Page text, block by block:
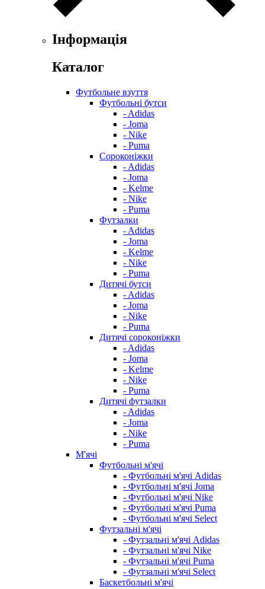
Інформація
Каталог
Футбольне взуття
Футбольні бутси
- Adidas
- Joma
- Nike
- Puma
Сороконіжки
- Adidas
- Joma
- Kelme
- Nike
- Puma
Футзалки
- Adidas
- Joma
- Kelme
- Nike
- Puma
Дитячі бутси
- Adidas
- Joma
- Nike
- Puma
Дитячі сороконіжки
- Adidas
- Joma
- Kelme
- Nike
- Puma
Дитячі футзалки
- Adidas
- Joma
- Nike
- Puma
М'ячі
Футбольні м'ячі
- Футбольні м'ячі Adidas
- Футбольні м'ячі Joma
- Футбольні м'ячі Nike
- Футбольні м'ячі Puma
- Футбольні м'ячі Select
Футзальні м'ячі
- Футзальні м'ячі Adidas
- Футзальні м'ячі Nike
- Футзальні м'ячі Puma
- Футзальні м'ячі Select
Баскетбольні м'ячі